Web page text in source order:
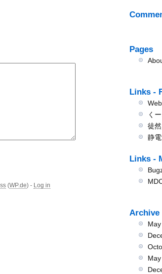
Pages
Links -
く
徒
静
Links -
Archive
(WP.de) - Log in